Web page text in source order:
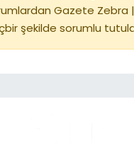
Gazete Zebra
şekilde sorumlu